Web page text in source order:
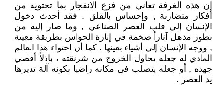
إن هذه الغرفة تعاني من فزع الانفجار بما تحتويه من
أفكار متضاربة , وإحساس بالقلق . فقد أحدث دخول
الإنسان إلي قلب العصر الصناعي , وما صار إليه من
تطور مذهل آثاراً ضخمة في إثارة الحواس بطريقة معينة
, ووجه الإنسان إلي أشياء بعينها . كما أن احتواء هذا العالم
المادي له جعله يحاول الخروج من شرنقته ، باذلاً أقصي
جهده , أو جعله يتصلب في مكانه راضيا بكونه آلة تديرها
يد العصر .